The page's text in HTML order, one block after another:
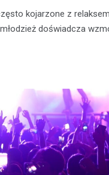
kojarzone z
doświadcza